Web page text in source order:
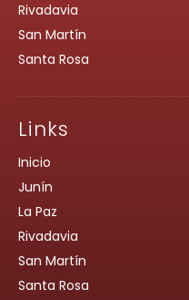
Rivadavia
San Martín
Santa Rosa
Links
Inicio
Junín
La Paz
Rivadavia
San Martín
Santa Rosa